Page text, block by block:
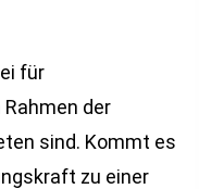
für
der
sind. Kommt es
zu einer